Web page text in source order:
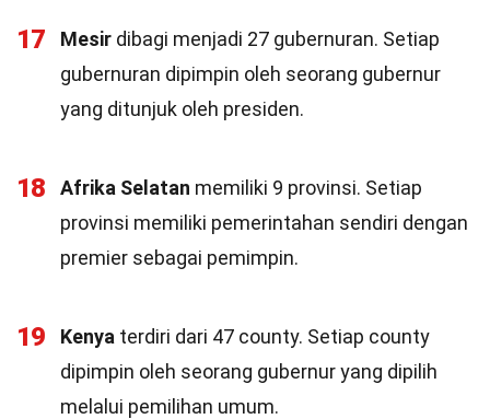
17 Mesir dibagi menjadi 27 gubernuran. Setiap
gubernuran dipimpin oleh seorang gubernur
yang ditunjuk oleh presiden.
18 Afrika Selatan memiliki 9 provinsi. Setiap
provinsi memiliki pemerintahan sendiri dengan
premier sebagai pemimpin.
19 Kenya terdiri dari 47 county. Setiap county
dipimpin oleh seorang gubernur yang dipilih
melalui pemilihan umum.